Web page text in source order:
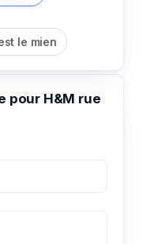
le mien
pour H&M rue